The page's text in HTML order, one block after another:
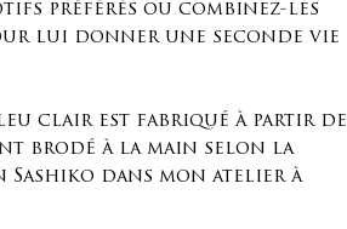
préférés ou combinez-les
lui donner une seconde vie
clair est fabriqué à partir de
brodé à la main selon la
dans mon atelier à